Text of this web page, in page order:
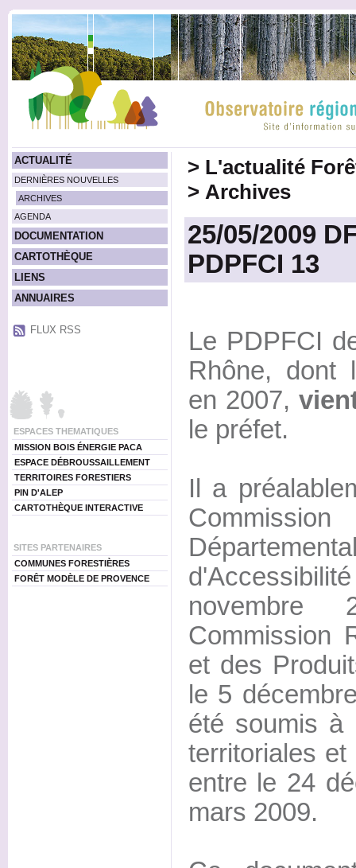
ACTUALITÉ
DERNIÈRES NOUVELLES
ARCHIVES
AGENDA
DOCUMENTATION
CARTOTHÈQUE
LIENS
ANNUAIRES
FLUX RSS
ESPACES THEMATIQUES
MISSION BOIS ÉNERGIE PACA
ESPACE DÉBROUSSAILLEMENT
TERRITOIRES FORESTIERS
PIN D'ALEP
CARTOTHÈQUE INTERACTIVE
SITES PARTENAIRES
COMMUNES FORESTIÈRES
FORÊT MODÈLE DE PROVENCE
> L'actualité
> Archives
25/05/2009
PDPFCI 13
Le PDPFCI
Rhône, dont
en 2007,
le préfet.
Il a
Commission
et des
le 5
été soumis à
territoriales
entre le 24
mars 2009.